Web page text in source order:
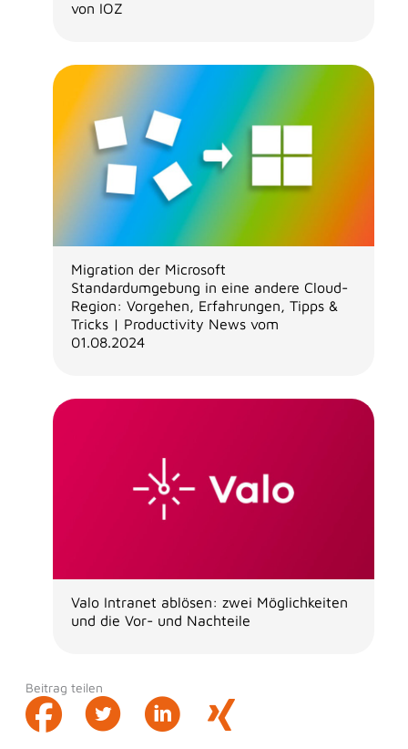
von IOZ
Migration der Microsoft
Standardumgebung in eine andere Cloud-
Region: Vorgehen, Erfahrungen, Tipps &
Tricks | Productivity News vom
01.08.2024
Valo Intranet ablösen: zwei Möglichkeiten
und die Vor- und Nachteile
Beitrag teilen